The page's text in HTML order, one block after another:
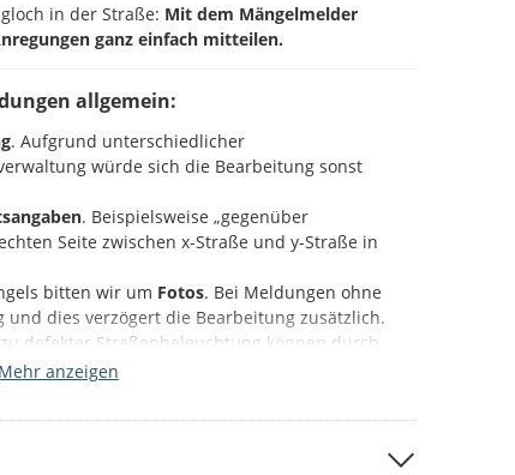
in der Straße: Mit dem Mängelmelder
ganz einfach mitteilen.
allgemein:
. Aufgrund unterschiedlicher
würde sich die Bearbeitung sonst
. Beispielsweise „gegenüber
Seite zwischen x-Straße und y-Straße in
bitten wir um Fotos. Bei Meldungen ohne
und dies verzögert die Bearbeitung zusätzlich.
defekter Straßenbeleuchtung können durch
ebenfalls beschleunigt werden.
Mehr anzeigen